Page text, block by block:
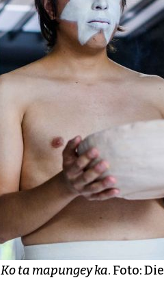
Ko ta mapungey ka. Foto: